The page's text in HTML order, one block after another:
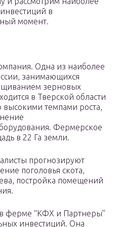
в
момент.
Одна из наиболее
занимающихся
зерновых
в Тверской области
высокими темпами роста,
Фермерское
в 22 Га земли.
прогнозируют
поголовья скота,
постройка помещений
ферме “КФХ и Партнеры”
инвестиций. Она